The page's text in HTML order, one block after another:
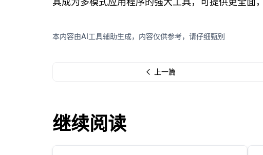
本内容由AI工具辅助生成，内容仅供参考，请仔细甄别
上一篇
继续阅读